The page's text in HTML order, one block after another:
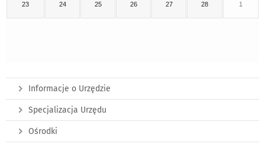
23 24 25 26 27 28 1
Informacje o Urzędzie
Specjalizacja Urzędu
Ośrodki